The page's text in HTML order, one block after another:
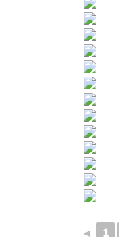
◄ 1